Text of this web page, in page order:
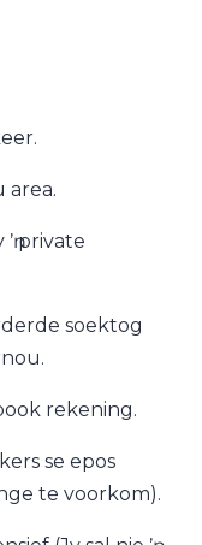
area.
private
soektog
rekening.
se epos
te voorkom).